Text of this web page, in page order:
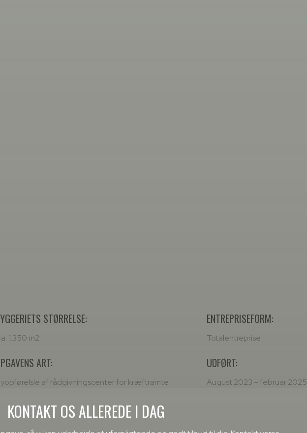
STØRRELSE:
1.350 m2
ART:
af rådgivningscenter for kræftramte
ENTREPRISEFORM:
Totalentreprise
UDFØRT:
August 2023 – februar 2025
KONTAKT OS ALLEREDE I DAG